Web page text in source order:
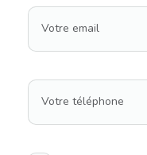
Votre email
Votre téléphone